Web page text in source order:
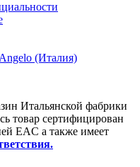
(Италия)
Итальянской фабрики
товар сертифицирован
EAC а также имеет